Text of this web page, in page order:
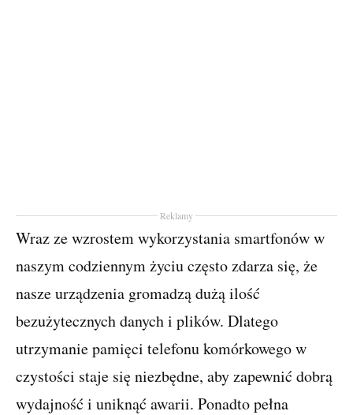
Reklamy
Wraz ze wzrostem wykorzystania smartfonów w
naszym codziennym życiu często zdarza się, że
nasze urządzenia gromadzą dużą ilość
bezużytecznych danych i plików. Dlatego
utrzymanie pamięci telefonu komórkowego w
czystości staje się niezbędne, aby zapewnić dobrą
wydajność i uniknąć awarii. Ponadto pełna